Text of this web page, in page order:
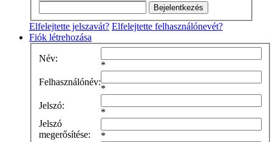
Elfelejtette jelszavát? Elfelejtette felhasználónevét?
Fiók létrehozása
Név:
*
Felhasználónév:
*
Jelszó:
*
Jelszó
megerősítése:
*